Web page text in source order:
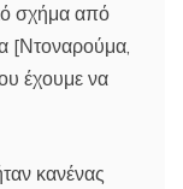
σχήμα από
[Ντοναρούμα,
έχουμε να
κανένας